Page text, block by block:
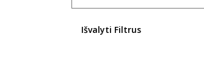
Išvalyti Filtrus